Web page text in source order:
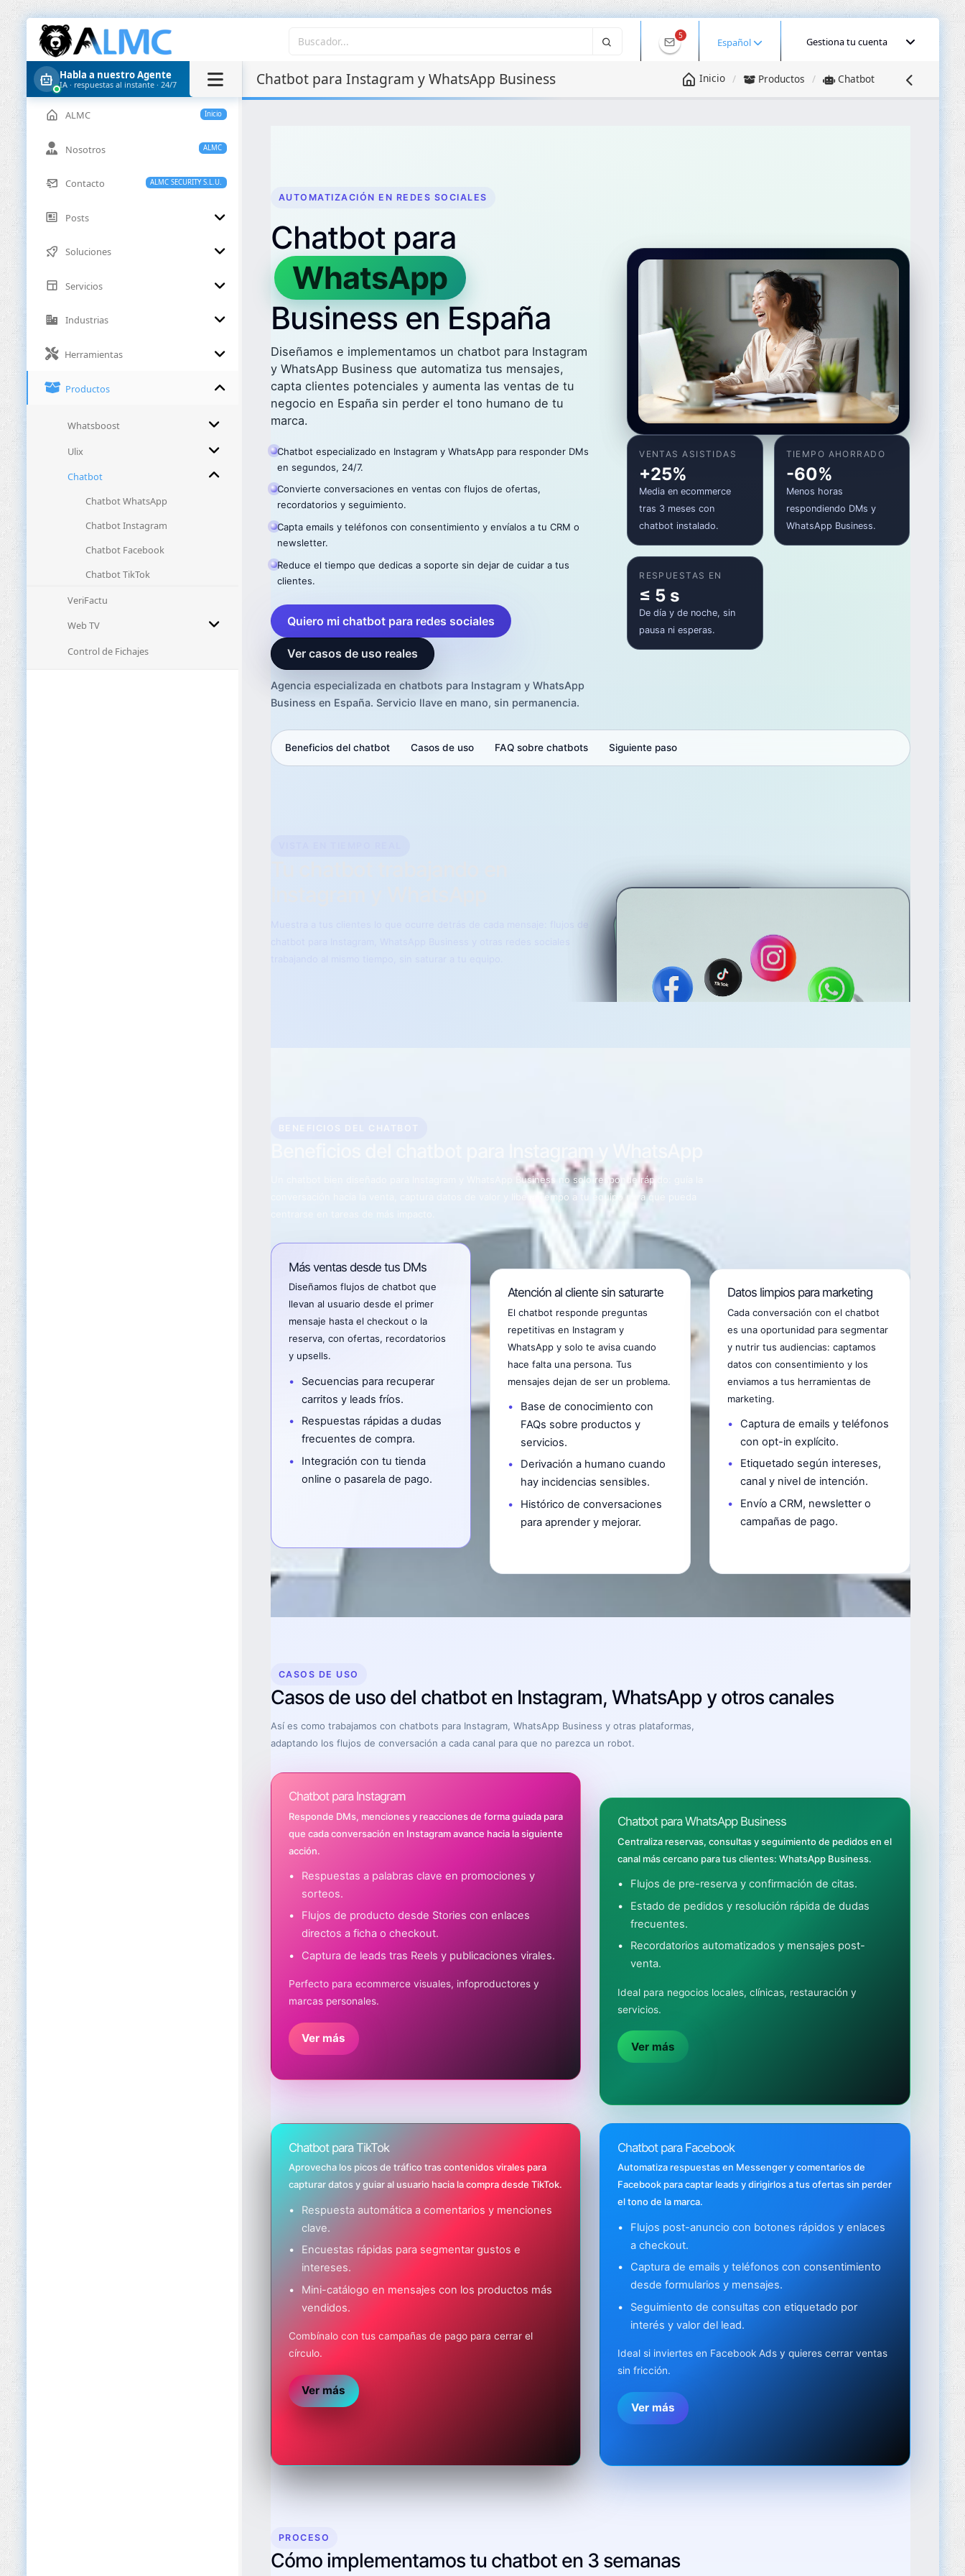
5
Español Gestiona tu cuenta
Habla a nuestro Agente
IA · respuestas al instante · 24/7
Inicio
ALMC
ALMC
Nosotros
ALMC SECURITY S.L.U.
Contacto
Posts
Soluciones
Servicios
Industrias
Herramientas
Productos
Whatsboost
Ulix
Chatbot
Chatbot WhatsApp
Chatbot Instagram
Chatbot Facebook
Chatbot TikTok
VeriFactu
Web TV
Control de Fichajes
Chatbot para Instagram y WhatsApp Business Inicio Productos Chatbot
AUTOMATIZACIÓN EN REDES SOCIALES
Chatbot para
TikTok
Business
en España
Diseñamos e implementamos un chatbot para Instagram
y WhatsApp Business que automatiza tus mensajes,
capta clientes potenciales y aumenta las ventas de tu
negocio en España sin perder el tono humano de tu
marca.
Chatbot especializado en Instagram y WhatsApp para responder DMs
en segundos, 24/7.
Convierte conversaciones en ventas con flujos de ofertas,
recordatorios y seguimiento.
Capta emails y teléfonos con consentimiento y envíalos a tu CRM o
newsletter.
Reduce el tiempo que dedicas a soporte sin dejar de cuidar a tus
clientes.
Quiero mi chatbot para redes sociales
Ver casos de uso reales
Agencia especializada en chatbots para Instagram y WhatsApp
Business en España. Servicio llave en mano, sin permanencia.
VENTAS ASISTIDAS
+25%
Media en ecommerce
tras 3 meses con
chatbot instalado.
TIEMPO AHORRADO
-60%
Menos horas
respondiendo DMs y
WhatsApp Business.
RESPUESTAS EN
≤ 5 s
De día y de noche, sin
pausa ni esperas.
Beneficios del chatbot Casos de uso FAQ sobre chatbots Siguiente paso
BENEFICIOS DEL CHATBOT
Un chatbot bien diseñado para Instagram y WhatsApp Business no solo responde rápido: guía la
conversación hacia la venta, captura datos de valor y libera tiempo a tu equipo para que pueda
Más ventas desde tus DMs
Diseñamos flujos de chatbot que
llevan al usuario desde el primer
mensaje hasta el checkout o la
reserva, con ofertas, recordatorios
y upsells.
Secuencias para recuperar
carritos y leads fríos.
Respuestas rápidas a dudas
frecuentes de compra.
Integración con tu tienda
online o pasarela de pago.
Atención al cliente sin saturarte
El chatbot responde preguntas
repetitivas en Instagram y
WhatsApp y solo te avisa cuando
hace falta una persona. Tus
mensajes dejan de ser un problema.
Base de conocimiento con
FAQs sobre productos y
servicios.
Derivación a humano cuando
hay incidencias sensibles.
Histórico de conversaciones
para aprender y mejorar.
Datos limpios para marketing
Cada conversación con el chatbot
es una oportunidad para segmentar
y nutrir tus audiencias: captamos
datos con consentimiento y los
enviamos a tus herramientas de
marketing.
Captura de emails y teléfonos
con opt-in explícito.
Etiquetado según intereses,
canal y nivel de intención.
Envío a CRM, newsletter o
campañas de pago.
CASOS DE USO
Casos de uso del chatbot en Instagram, WhatsApp y otros canales
Así es como trabajamos con chatbots para Instagram, WhatsApp Business y otras plataformas,
adaptando los flujos de conversación a cada canal para que no parezca un robot.
Chatbot para Instagram
Responde DMs, menciones y reacciones de forma guiada para
que cada conversación en Instagram avance hacia la siguiente
acción.
Respuestas a palabras clave en promociones y
sorteos.
Flujos de producto desde Stories con enlaces
directos a ficha o checkout.
Captura de leads tras Reels y publicaciones virales.
Perfecto para ecommerce visuales, infoproductores y
marcas personales.
Ver más
Chatbot para WhatsApp Business
Centraliza reservas, consultas y seguimiento de pedidos en el
canal más cercano para tus clientes: WhatsApp Business.
Flujos de pre-reserva y confirmación de citas.
Estado de pedidos y resolución rápida de dudas
frecuentes.
Recordatorios automatizados y mensajes post-
venta.
Ideal para negocios locales, clínicas, restauración y
servicios.
Ver más
Chatbot para TikTok
Aprovecha los picos de tráfico tras contenidos virales para
capturar datos y guiar al usuario hacia la compra desde TikTok.
Respuesta automática a comentarios y menciones
clave.
Encuestas rápidas para segmentar gustos e
intereses.
Mini-catálogo en mensajes con los productos más
vendidos.
Combínalo con tus campañas de pago para cerrar el
círculo.
Ver más
Chatbot para Facebook
Automatiza respuestas en Messenger y comentarios de
Facebook para captar leads y dirigirlos a tus ofertas sin perder
el tono de la marca.
Flujos post-anuncio con botones rápidos y enlaces
a checkout.
Captura de emails y teléfonos con consentimiento
desde formularios y mensajes.
Seguimiento de consultas con etiquetado por
interés y valor del lead.
Ideal si inviertes en Facebook Ads y quieres cerrar ventas
sin fricción.
Ver más
PROCESO
Cómo implementamos tu chatbot en 3 semanas